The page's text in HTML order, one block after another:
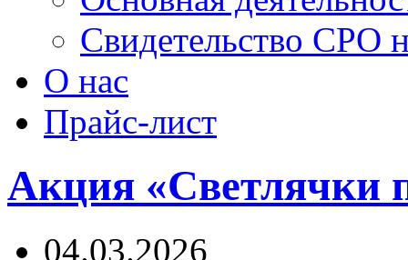
Свидетельство СРО
О нас
Прайс-лист
Акция «Светлячки
04.03.2026